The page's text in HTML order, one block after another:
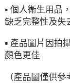
▪ 個人衛生用品
缺乏完整性及失
▪ 產品圖片因拍
顏色更佳
（產品圖僅供